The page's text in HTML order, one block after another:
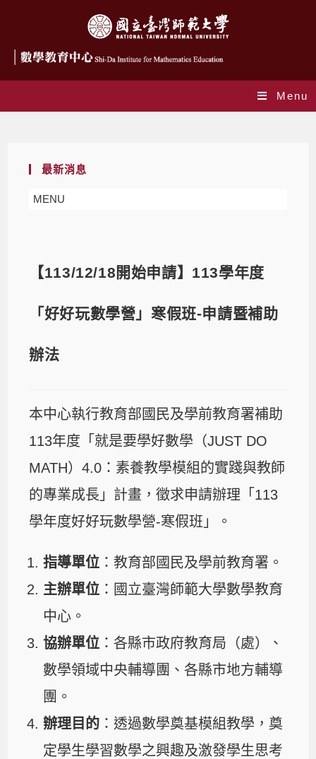
Menu
最新消息
MENU
【113/12/18開始申請】113學年度
「好好玩數學營」寒假班-申請暨補助
辦法
本中心執行教育部國民及學前教育署補助
113年度「就是要學好數學（JUST DO
MATH）4.0：素養教學模組的實踐與教師
的專業成長」計畫，徵求申請辦理「113
學年度好好玩數學營-寒假班」。
指導單位 ：教育部國民及學前教育署。
主辦單位 ：國立臺灣師範大學數學教育
中心。
協辦單位 ：各縣市政府教育局（處）、
數學領域中央輔導團、各縣市地方輔導
團。
辦理目的 ：透過數學奠基模組教學，奠
定學生學習數學之興趣及激發學生思考